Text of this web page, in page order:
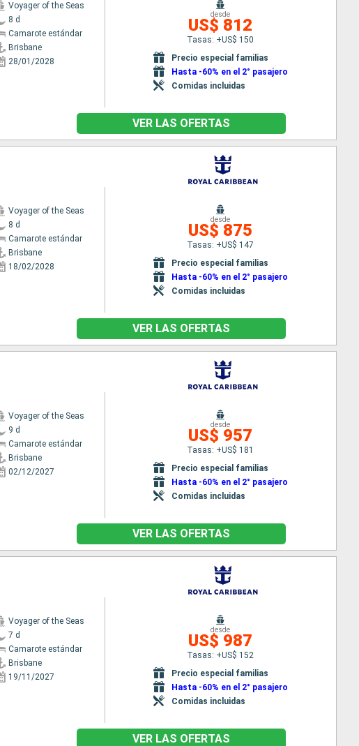
Voyager of the Seas
8 d
Camarote estándar
Brisbane
28/01/2028
desde
US$ 812
Tasas: +US$ 150
Precio especial familias
Hasta -60% en el 2° pasajero
Comidas incluidas
VER LAS OFERTAS
Voyager of the Seas
8 d
Camarote estándar
Brisbane
18/02/2028
desde
US$ 875
Tasas: +US$ 147
Precio especial familias
Hasta -60% en el 2° pasajero
Comidas incluidas
VER LAS OFERTAS
Voyager of the Seas
9 d
Camarote estándar
Brisbane
02/12/2027
desde
US$ 957
Tasas: +US$ 181
Precio especial familias
Hasta -60% en el 2° pasajero
Comidas incluidas
VER LAS OFERTAS
Voyager of the Seas
7 d
Camarote estándar
Brisbane
19/11/2027
desde
US$ 987
Tasas: +US$ 152
Precio especial familias
Hasta -60% en el 2° pasajero
Comidas incluidas
VER LAS OFERTAS